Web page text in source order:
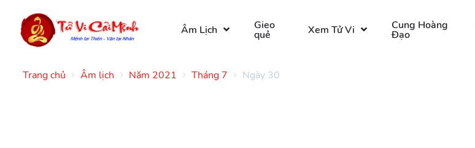
Âm Lịch Gieo
quẻ Xem Tử Vi Cung Hoàng
Đạo
Trang chủ Âm lịch Năm 2021 Tháng 7 Ngày 30